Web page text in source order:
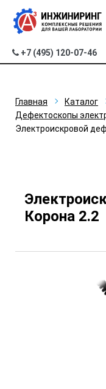
+7 (495) 120-07-46
Главная Каталог
Дефектоскопы
Электроискровой
Корона 2.2